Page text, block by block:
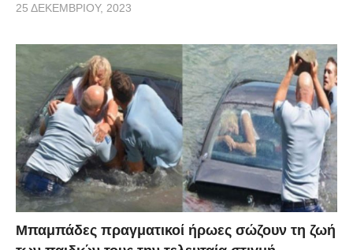
25 ΔΕΚΕΜΒΡΊΟΥ, 2023
Μπαμπάδες πραγματικοί ήρωες σώζουν τη ζωή